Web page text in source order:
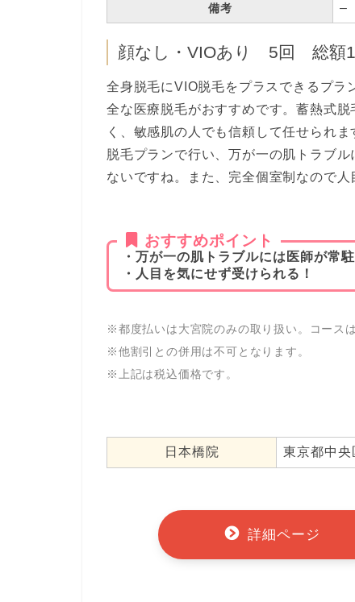
備考 –
顔なし・VIOあり 5回 総額
全身脱毛にVIO脱毛をプラスできるプラ
全な医療脱毛がおすすめです。蓄熱式
く、敏感肌の人でも信頼して任せられ
脱毛プランで行い、万が一の肌トラブ
ないですね。また、完全個室制なので人
おすすめポイント
・万が一の肌トラブルには医師が常
・人目を気にせず受けられる！
※都度払いは大宮院のみの取り扱い。コース
※他割引との併用は不可となります。
※上記は税込価格です。
日本橋院 東京都中
詳細ページ